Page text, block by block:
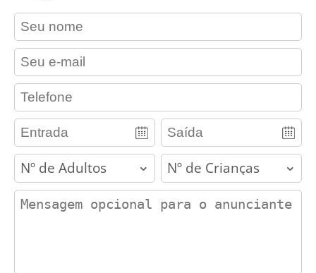
contact_name
contact_email
contact_phone
adults children
contact_message